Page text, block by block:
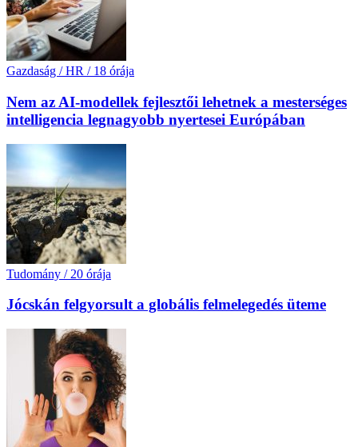
Gazdaság / HR / 18 órája
Nem az AI-modellek fejlesztői lehetnek a mesterséges
intelligencia legnagyobb nyertesei Európában
Tudomány / 20 órája
Jócskán felgyorsult a globális felmelegedés üteme